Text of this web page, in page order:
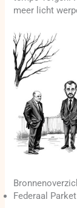
meer licht
Federaal Parket